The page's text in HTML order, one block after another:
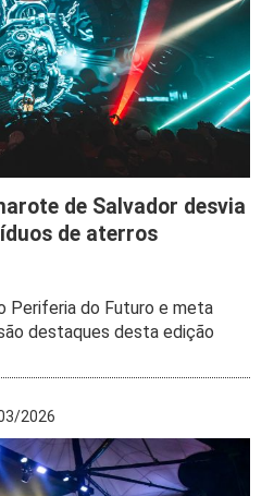
de Salvador desvia
de aterros
Periferia do Futuro e meta
destaques desta edição
2026